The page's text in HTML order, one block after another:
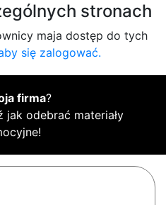
stronach
maja dostęp do tych
się zalogować.
firma?
jak odebrać materiały